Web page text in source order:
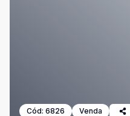
Cód: 6826 Venda